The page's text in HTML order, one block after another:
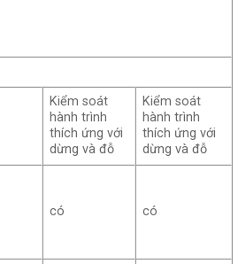
Kiểm soát
hành trình
thích ứng với
dừng và đỗ
Kiểm soát
hành trình
thích ứng với
dừng và đỗ
có có